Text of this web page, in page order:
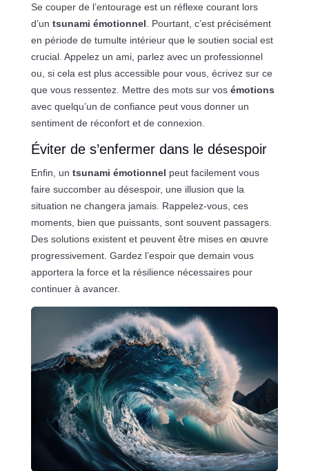
Se couper de l’entourage est un réflexe courant lors
d’un tsunami émotionnel . Pourtant, c’est précisément
en période de tumulte intérieur que le soutien social est
crucial. Appelez un ami, parlez avec un professionnel
ou, si cela est plus accessible pour vous, écrivez sur ce
que vous ressentez. Mettre des mots sur vos émotions
avec quelqu’un de confiance peut vous donner un
sentiment de réconfort et de connexion.
Éviter de s’enfermer dans le désespoir
Enfin, un tsunami émotionnel peut facilement vous
faire succomber au désespoir, une illusion que la
situation ne changera jamais. Rappelez-vous, ces
moments, bien que puissants, sont souvent passagers.
Des solutions existent et peuvent être mises en œuvre
progressivement. Gardez l’espoir que demain vous
apportera la force et la résilience nécessaires pour
continuer à avancer.